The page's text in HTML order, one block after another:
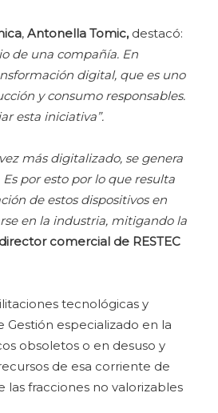
, Antonella Tomic,destacó:
de una compañía. En
digital, que es uno
y consumo responsables.
esta iniciativa”.
más digitalizado, se genera
por esto por lo que resulta
de estos dispositivos en
en la industria, mitigando la
comercial de RESTEC
tecnológicas y
especializado en la
obsoletos o en desuso y
de esa corriente de
las fracciones no valorizables